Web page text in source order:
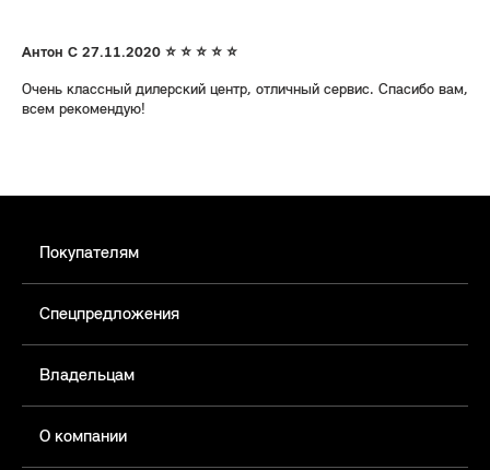
Антон С 27.11.2020 ⭐ ⭐ ⭐ ⭐ ⭐
Очень классный дилерский центр, отличный сервис. Спасибо вам,
всем рекомендую!
Покупателям
Спецпредложения
Владельцам
О компании